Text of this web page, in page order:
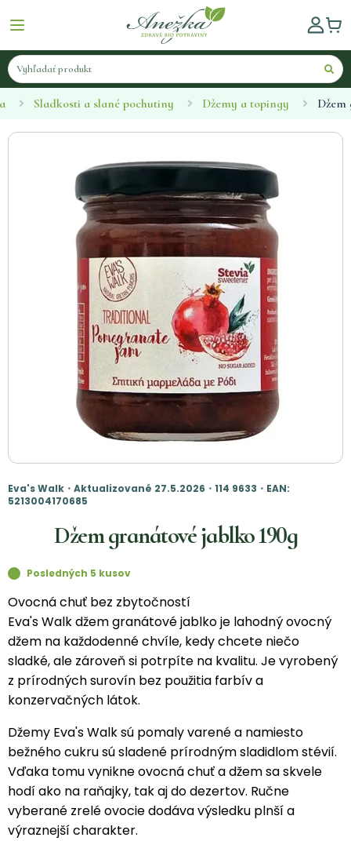
Sladkosti a slané pochutiny Džemy a topingy
Eva's Walk・Aktualizované 27.5.2026・114 9633・EAN:
5213004170685
Džem granátové jablko 190g
Posledných 5 kusov
Ovocná chuť bez zbytočností
Eva's Walk džem granátové jablko je lahodný ovocný
džem na každodenné chvíle, kedy chcete niečo
sladké, ale zároveň si potrpíte na kvalitu. Je vyrobený
z prírodných surovín bez použitia farbív a
konzervačných látok.
Džemy Eva's Walk sú pomaly varené a namiesto
bežného cukru sú sladené prírodným sladidlom stévií.
Vďaka tomu vynikne ovocná chuť a džem sa skvele
hodí ako na raňajky, tak aj do dezertov. Ručne
vyberané zrelé ovocie dodáva výsledku plnší a
výraznejší charakter.